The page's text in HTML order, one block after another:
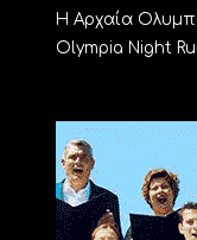
Η Αρχαία
Olympia Night